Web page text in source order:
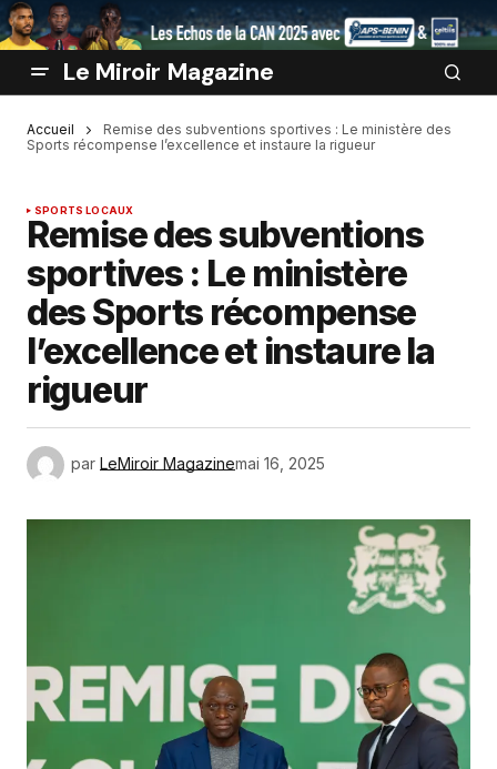
Le Miroir Magazine
Accueil
Remise des subventions sportives : Le ministère des
Sports récompense l’excellence et instaure la rigueur
SPORTS LOCAUX
Remise des subventions
sportives : Le ministère
des Sports récompense
l’excellence et instaure la
rigueur
par LeMiroir Magazinemai 16, 2025